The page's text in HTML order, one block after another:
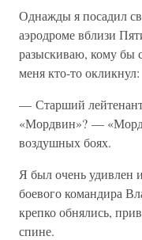
Однажды я посадил
аэродроме вблизи
разыскиваю, кому бы
меня кто-то окликнул:
— Старший
«Мордвин»? —
воздушных боях.
Я был очень удивлен
боевого командира
крепко обнялись,
спине.